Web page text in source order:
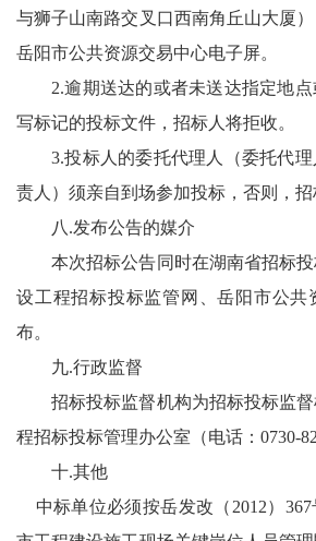
与狮子山南路交叉口西南角丘山大厦
岳阳市公共资源交易中心电子屏。
2.逾期送达的或者未送达指定地
写标记的投标文件，招标人将拒收。
3.投标人的委托代理人（委托代
责人）须亲自到场参加投标，否则，招
八.发布公告的媒介
本次招标公告同时在湖南省招标
设工程招标投标监管网、岳阳市公共
布。
九.行政监督
招标投标监督机构为招标投标监
程招标投标管理办公室（电话：0730-
十.其他
中标单位必须按岳发改（2012）367